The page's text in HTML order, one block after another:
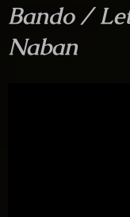
Bando /
Naban